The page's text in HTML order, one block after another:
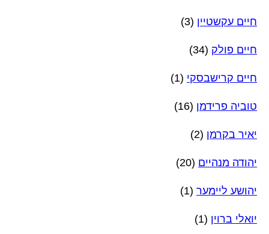
חיים עקשטיין (3)
חיים פולק (34)
חיים קרישבסקי (1)
טוביה פרידמן (16)
יאיר בקרמן (2)
יהודה מנהיים (20)
יהושע ליימער (1)
יואלי ברוין (1)